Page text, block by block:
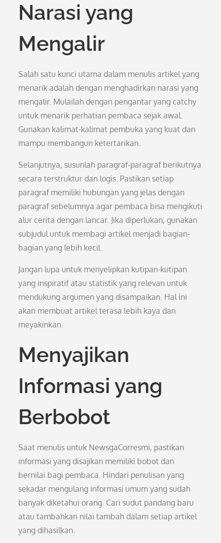
Narasi yang
Mengalir
Salah satu kunci utama dalam menulis artikel yang
menarik adalah dengan menghadirkan narasi yang
mengalir. Mulailah dengan pengantar yang catchy
untuk menarik perhatian pembaca sejak awal.
Gunakan kalimat-kalimat pembuka yang kuat dan
mampu membangun ketertarikan.
Selanjutnya, susunlah paragraf-paragraf berikutnya
secara terstruktur dan logis. Pastikan setiap
paragraf memiliki hubungan yang jelas dengan
paragraf sebelumnya agar pembaca bisa mengikuti
alur cerita dengan lancar. Jika diperlukan, gunakan
subjudul untuk membagi artikel menjadi bagian-
bagian yang lebih kecil.
Jangan lupa untuk menyelipkan kutipan-kutipan
yang inspiratif atau statistik yang relevan untuk
mendukung argumen yang disampaikan. Hal ini
akan membuat artikel terasa lebih kaya dan
meyakinkan.
Menyajikan
Informasi yang
Berbobot
Saat menulis untuk NewsgaCorresmi, pastikan
informasi yang disajikan memiliki bobot dan
bernilai bagi pembaca. Hindari penulisan yang
sekadar mengulang informasi umum yang sudah
banyak diketahui orang. Cari sudut pandang baru
atau tambahkan nilai tambah dalam setiap artikel
yang dihasilkan.